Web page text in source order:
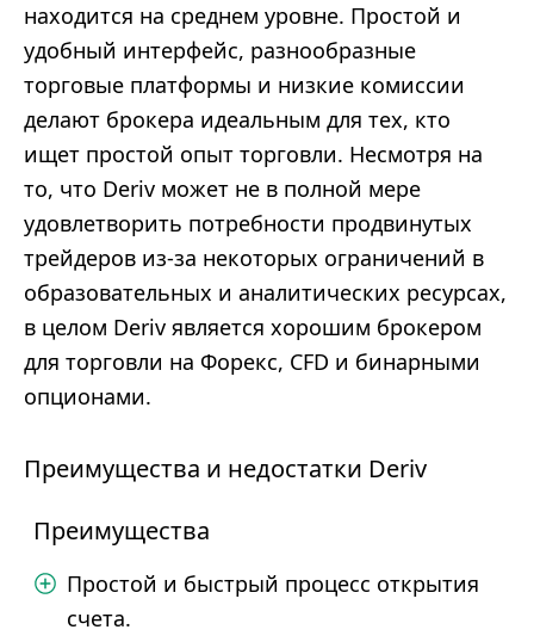
находится на среднем уровне. Простой и
удобный интерфейс, разнообразные
торговые платформы и низкие комиссии
делают брокера идеальным для тех, кто
ищет простой опыт торговли. Несмотря на
то, что Deriv может не в полной мере
удовлетворить потребности продвинутых
трейдеров из-за некоторых ограничений в
образовательных и аналитических ресурсах,
в целом Deriv является хорошим брокером
для торговли на Форекс, CFD и бинарными
опционами.
Преимущества и недостатки Deriv
Преимущества
Простой и быстрый процесс открытия
счета.